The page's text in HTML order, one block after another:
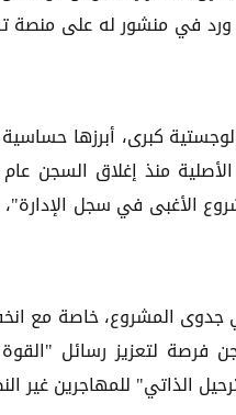
ورد في منشور له على
كبرى، أبرزها
الأغبى في سجل
المشروع، خاصة مع
فرصة لتعزيز رسائل
الذاتي" للمهاجرين غير